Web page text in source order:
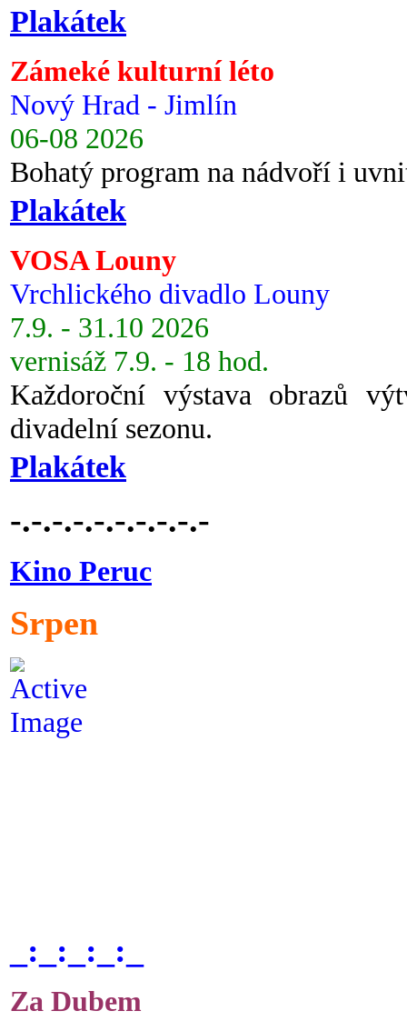
Plakátek
Zámeké kulturní léto
Nový Hrad - Jimlín
06-08 2026
Bohatý program na nádvoří i
Plakátek
VOSA Louny
Vrchlického divadlo Louny
7.9. - 31.10 2026
vernisáž 7.9. - 18 hod.
Každoroční výstava obrazů
divadelní sezonu.
Plakátek
-.-.-.-.-.-.-.-.-.-
Kino Peruc
Srpen
_:_:_:_:_
Za Dubem